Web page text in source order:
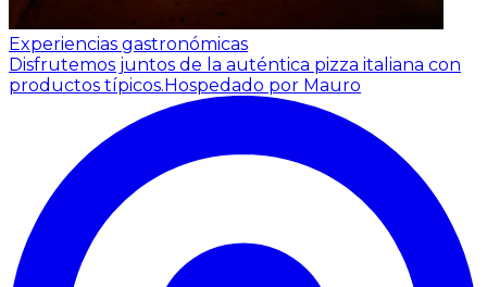
Experiencias gastronómicas
Disfrutemos juntos de la auténtica pizza italiana con
productos típicos.Hospedado por Mauro